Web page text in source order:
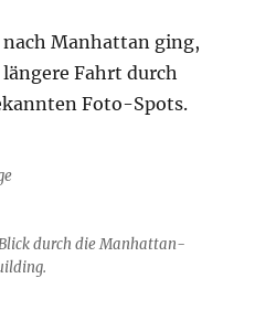
nach Manhattan ging,
Fahrt durch
Foto-Spots.
durch die Manhattan-